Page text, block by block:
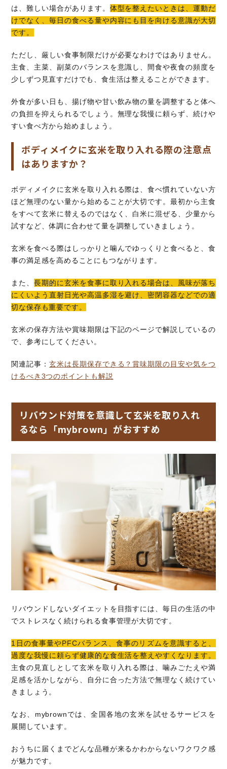
は、難しい場合があります。 体型を整えたいときは、運動だ
けでなく、毎日の食べる量や内容にも目を向ける意識が大切
です。
ただし、厳しい食事制限だけが必要なわけではありません。
主食、主菜、副菜のバランスを意識し、間食や夜食の頻度を
少しずつ見直すだけでも、食生活は整えることができます。
外食が多い日も、揚げ物や甘い飲み物の量を調整すると体へ
の負担を抑えられるでしょう。無理な我慢に頼らず、続けや
すい食べ方から始めましょう。
ボディメイクに玄米を取り入れる際の注意点
はありますか？
ボディメイクに玄米を取り入れる際は、食べ慣れていない方
ほど無理のない量から始めることが大切です。最初から主食
をすべて玄米に替えるのではなく、白米に混ぜる、少量から
試すなど、体調に合わせて量を調整していきましょう。
玄米を食べる際はしっかりと噛んでゆっくりと食べると、食
事の満足感を高めることにもつながります。
また、長期的に玄米を食事に取り入れる場合は、風味が落ち
にくいよう直射日光や高温多湿を避け、密閉容器などでの適
切な保存も重要です。
玄米の保存方法や賞味期限は下記のページで解説しているの
で、参考にしてください。
関連記事：玄米は長期保存できる？賞味期限の目安や気をつ
けるべき3つのポイントも解説
リバウンド対策を意識して玄米を取り入れ
るなら「mybrown」がおすすめ
リバウンドしないダイエットを目指すには、毎日の生活の中
でストレスなく続けられる食事管理が大切です。
1日の食事量やPFCバランス、食事のリズムを意識すると、
過度な我慢に頼らず健康的な食生活を整えやすくなります。
主食の見直しとして玄米を取り入れる際は、噛みごたえや満
足感を活かしながら、自分に合った方法で無理なく続けてい
きましょう。
なお、mybrownでは、全国各地の玄米を試せるサービスを
展開しています。
おうちに届くまでどんな品種が来るかわからないワクワク感
が魅力です。